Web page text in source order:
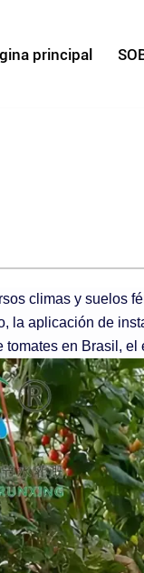
principal
climas y suelos
la aplicación de
tomates en Brasil,